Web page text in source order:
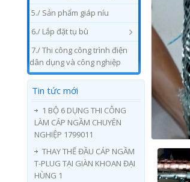
5./ Sản phẩm giáp níu
6./ Lắp đặt tụ bù
7./ Thi công công trình điện
dân dụng và công nghiệp
Tin tức mới
1 BỘ 6 DỤNG THI CÔNG
LÀM CÁP NGẦM CHUYÊN
NGHIỆP 1799011
THAY THẾ ĐẦU CÁP NGẦM
T-PLUG TẠI GIÀN KHOAN ĐẠI
HÙNG 1